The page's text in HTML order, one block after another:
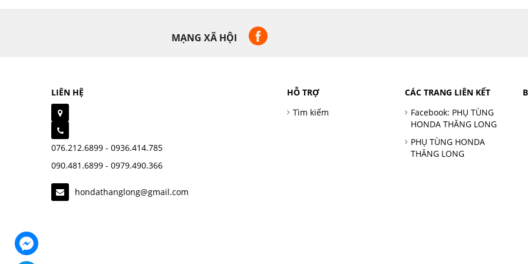
MẠNG XÃ HỘI
LIÊN HỆ
076.212.6899 - 0936.414.785
090.481.6899 - 0979.490.366
hondathanglong@gmail.com
HỖ TRỢ
Tìm kiếm
CÁC TRANG LIÊN KẾT
Facebook: PHỤ TÙNG
HONDA THĂNG LONG
PHỤ TÙNG HONDA
THĂNG LONG